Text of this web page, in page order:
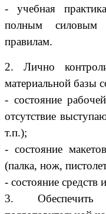
- учебная
полным силовым
правилам.
2. Лично
материальной базы
- состояние
отсутствие
т.п.);
- состояние
(палка, нож,
- состояние
3. Обеспечить